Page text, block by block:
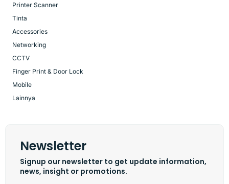
Printer Scanner
Tinta
Accessories
Networking
CCTV
Finger Print & Door Lock
Mobile
Lainnya
Newsletter
Signup our newsletter to get update information,
news, insight or promotions.